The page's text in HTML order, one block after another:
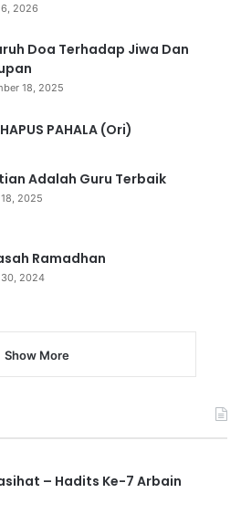
2026
Doa Terhadap Jiwa Dan
18, 2025
PAHALA (Ori)
Adalah Guru Terbaik
2025
Ramadhan
30, 2024
Show More
– Hadits Ke-7 Arbain